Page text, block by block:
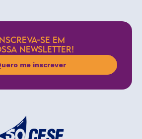
INSCREVA-SE EM
NEWSLETTER!
me inscrever